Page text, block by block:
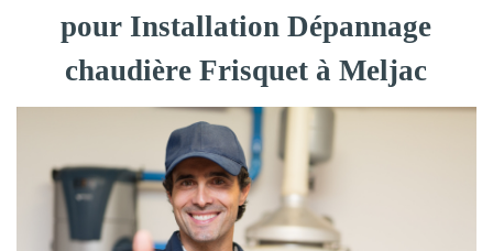
pour Installation Dépannage
chaudière Frisquet à Meljac